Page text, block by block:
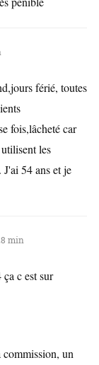
férié, toutes
fois,lâcheté car
les
54 ans et je
min
c est sur
commission, un